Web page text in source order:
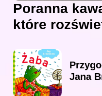
Poranna
które
Jana